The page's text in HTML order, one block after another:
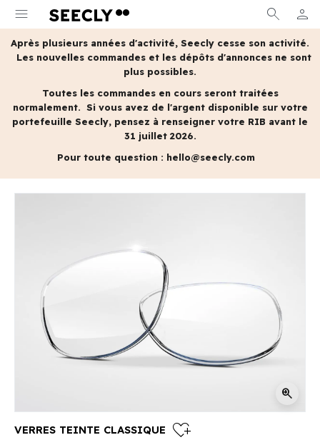
menu search person
MON
Après plusieurs années d'activité, Seecly cesse son activité.
Les nouvelles commandes et les dépôts d'annonces ne sont
plus possibles.
Toutes les commandes en cours seront traitées
normalement. Si vous avez de l'argent disponible sur votre
portefeuille Seecly, pensez à renseigner votre RIB avant le
31 juillet 2026.
Pour toute question : hello@seecly.com
zoom_in
VERRES TEINTE CLASSIQUE heart_plus